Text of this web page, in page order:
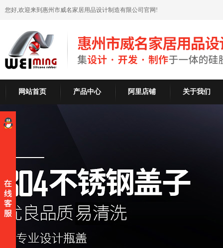
您好,欢迎来到惠州市威名家居用品设计制造有限公司官网!
网站首页 产品中心 阿里店铺 关于我们